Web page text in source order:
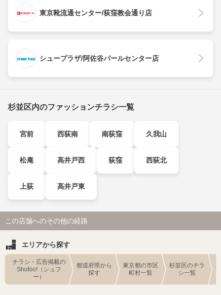
東京靴流通センター/荻窪教会通り店
シュープラザ/阿佐谷パールセンター店
杉並区内のファッションチラシ一覧
宮前 西荻南 南荻窪 久我山
松庵 高井戸西 荻窪 西荻北
上荻 高井戸東
この店舗へのその他の経路
エリアから探す
チラシ・広告掲載の
Shufoo!（シュフ
ー）
都道府県から
探す
東京都の市区
町村一覧
杉並区のチラ
シ一覧